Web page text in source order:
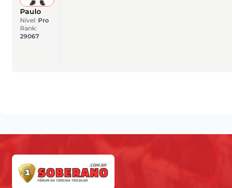
Paulo
Nível: Pro
Rank:
29067